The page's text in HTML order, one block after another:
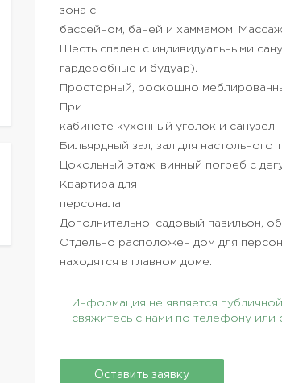
зона с
бассейном, баней и хаммамом.
Шесть спален с индивидуальными
гардеробные и будуар).
Просторный, роскошно
При
кабинете кухонный уголок и санузел.
Бильярдный зал, зал для настольного
Цокольный этаж: винный погреб с
Квартира для
персонала.
Дополнительно: садовый павильон,
Отдельно расположен дом для
находятся в главном доме.
Информация не является
свяжитесь с нами по телефону или
Оставить заявку